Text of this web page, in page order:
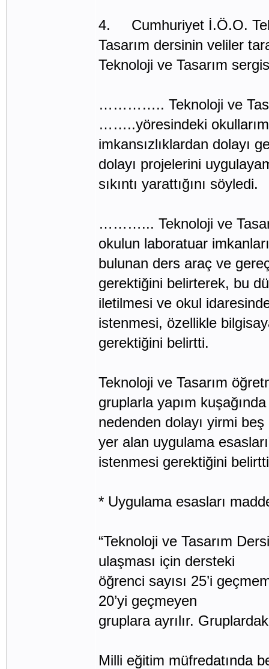
4. Cumhuriyet İ.Ö.O.
Tasarım dersinin veliler
Teknoloji ve Tasarım
………….. Teknoloji ve
……..yöresindeki
imkansızlıklardan dolayı
dolayı projelerini
sıkıntı yarattığını söyledi.
………... Teknoloji ve
okulun laboratuar
bulunan ders araç ve
gerektiğini belirterek, bu
iletilmesi ve okul
istenmesi, özellikle
gerektiğini belirtti.
Teknoloji ve Tasarım
gruplarla yapım
nedenden dolayı yirmi
yer alan uygulama
istenmesi gerektiğini
* Uygulama esasları
“Teknoloji ve Tasarım
ulaşması için dersteki
öğrenci sayısı 25’i
20’yi geçmeyen
gruplara ayrılır.
Milli eğitim müfredatında